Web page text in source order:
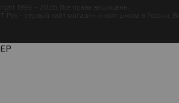
1999 - 2026. Все права защищены.
РУ» - первый кайт магазин и кайт школа в России.